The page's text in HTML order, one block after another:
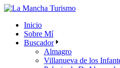
Skip
content
Inicio
Sobre Mí
Buscador
Almagro
Villanueva de los